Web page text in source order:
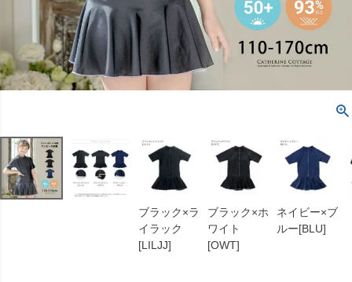
ブラック×ラ
イラック
[LILJJ]
ブラック×ホ
ワイト
[OWT]
ネイビー×ブ
ルー[BLU]